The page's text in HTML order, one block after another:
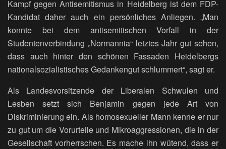
Kampf gegen Antisemitismus in Heidelberg ist dem FDP-
Kandidat daher auch ein persönliches Anliegen. „Man
konnte bei dem antisemitischen Vorfall in der
Studentenverbindung „Normannia“ letztes Jahr gut sehen,
dass auch hinter den schönen Fassaden Heidelbergs
nationalsozialistisches Gedankengut schlummert“, sagt er.
Als Landesvorsitzende der Liberalen Schwulen und
Lesben setzt sich Benjamin gegen jede Art von
Diskriminierung ein. Als homosexueller Mann kenne er nur
zu gut um die Vorurteile und Mikroaggressionen, die in der
Gesellschaft vorherrschen. Es mache ihn wütend, dass er